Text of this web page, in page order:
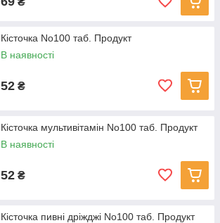
Кісточка No100 таб. Продукт
В наявності
52 ₴
Кісточка мультивітамін No100 таб. Продукт
В наявності
52 ₴
Кісточка пивні дріжджі No100 таб. Продукт